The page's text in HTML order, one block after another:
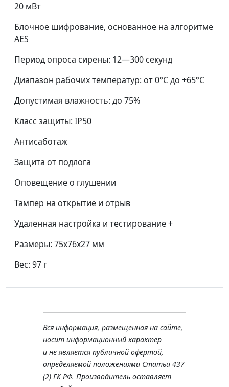
20 мВт
Блочное шифрование, основанное на алгоритме
AES
Период опроса сирены: 12—300 секунд
Диапазон рабочих температур: от 0°С до +65°С
Допустимая влажность: до 75%
Класс защиты: IP50
Антисаботаж
Защита от подлога
Оповещение о глушении
Тампер на открытие и отрыв
Удаленная настройка и тестирование +
Размеры: 75х76х27 мм
Вес: 97 г
Вся информация, размещенная на сайте,
носит информационный характер
и не является публичной офертой,
определяемой положениями Статьи 437
(2) ГК РФ. Производитель оставляет